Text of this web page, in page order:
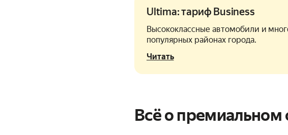
Ultima: тариф Business
Высококлассные автомобили и
популярных районах города.
Читать
Всё о премиальном